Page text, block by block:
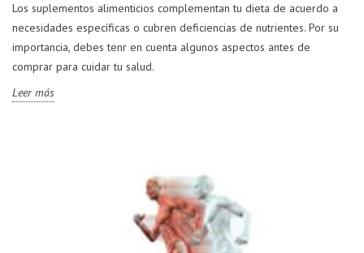
Los suplementos alimenticios complementan tu dieta de acuerdo a
necesidades específicas o cubren deficiencias de nutrientes. Por su
importancia, debes tenr en cuenta algunos aspectos antes de
comprar para cuidar tu salud.
Leer más